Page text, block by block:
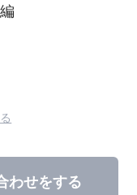
わせをする